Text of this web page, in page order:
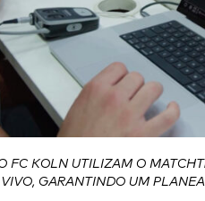
FC KOLN UTILIZAM O
GARANTINDO UM